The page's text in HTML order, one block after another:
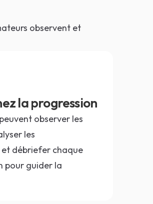
observent et
la progression
observer les
les
débriefer chaque
pour guider la